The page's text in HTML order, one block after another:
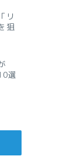
リ
狙
選